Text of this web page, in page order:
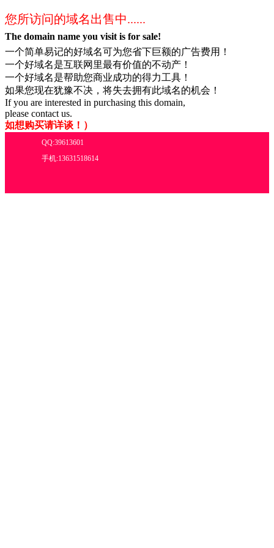
您所访问的域名出售中......
The domain name you visit is for sale!
一个简单易记的好域名可为您省下巨额的广告费用！
一个好域名是互联网里最有价值的不动产！
一个好域名是帮助您商业成功的得力工具！
如果您现在犹豫不决，将失去拥有此域名的机会！
If you are interested in purchasing this domain,
please contact us.
如想购买请详谈 ！ ）
QQ:39613601
手机:13631518614